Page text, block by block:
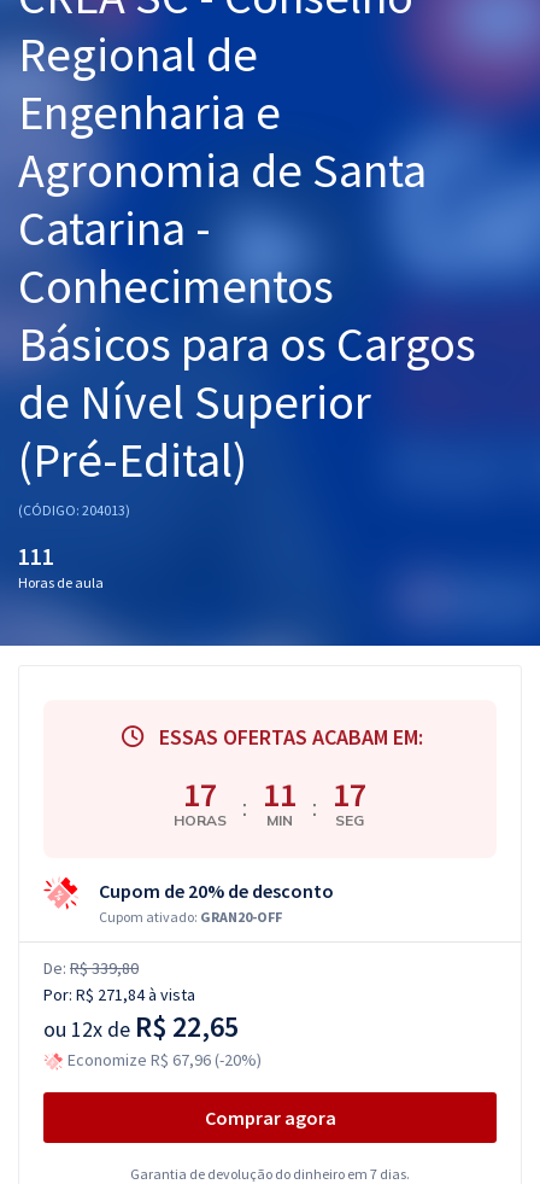
Graduação
Mentorias
Questões grátis
Conteúdo gratuito
Blog
Aprovados
Atendimento
Regional de
Engenharia e
Agronomia de Santa
Catarina -
Conhecimentos
Básicos para os Cargos
de Nível Superior
(Pré-Edital)
(CÓDIGO: 204013)
111
Horas de aula
ESSAS OFERTAS ACABAM EM:
17
HORAS : 11
MIN : 16
SEG
Cupom de 20% de desconto
Cupom ativado: GRAN20-OFF
De: R$ 339,80
Por: R$ 271,84à vista
ou 12x de R$ 22,65
Economize R$ 67,96 (-20%)
Comprar agora
Garantia de devolução do dinheiro em 7 dias.